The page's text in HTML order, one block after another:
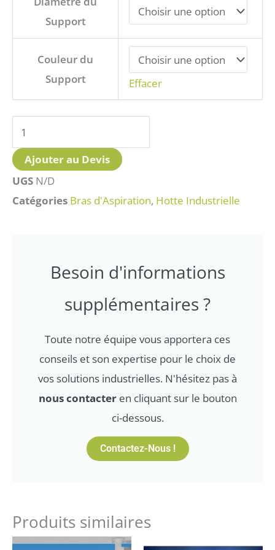
Support
Couleur du
Support
Effacer
Ajouter au Devis
UGS N/D
Catégories Bras d'Aspiration, Hotte Industrielle
Besoin d'informations
supplémentaires ?
Toute notre équipe vous apportera ces
conseils et son expertise pour le choix de
vos solutions industrielles. N'hésitez pas à
nous contacteren cliquant sur le bouton
ci-dessous.
Contactez-Nous !
Produits similaires